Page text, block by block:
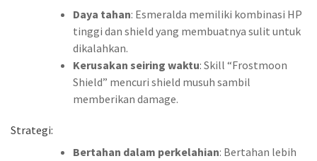
Daya tahan: Esmeralda memiliki kombinasi HP
tinggi dan shield yang membuatnya sulit untuk
dikalahkan.
Kerusakan seiring waktu: Skill “Frostmoon
Shield” mencuri shield musuh sambil
memberikan damage.
Strategi:
Bertahan dalam perkelahian: Bertahan lebih